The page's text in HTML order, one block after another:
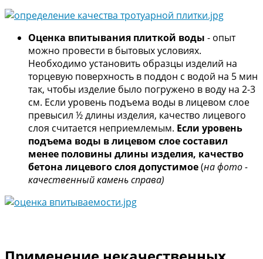
Оценка впитывания плиткой воды - опыт
можно провести в бытовых условиях.
Необходимо установить образцы изделий на
торцевую поверхность в поддон с водой на 5 мин
так, чтобы изделие было погружено в воду на 2-3
см. Если уровень подъема воды в лицевом слое
превысил ½ длины изделия, качество лицевого
слоя считается неприемлемым. Если уровень
подъема воды в лицевом слое составил
менее половины длины изделия, качество
бетона лицевого слоя допустимое(на фото -
качественный камень справа)